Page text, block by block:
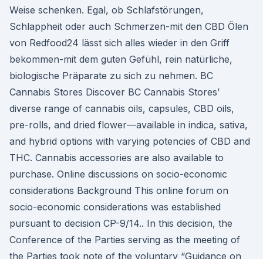
Weise schenken. Egal, ob Schlafstörungen,
Schlappheit oder auch Schmerzen-mit den CBD Ölen
von Redfood24 lässt sich alles wieder in den Griff
bekommen-mit dem guten Gefühl, rein natürliche,
biologische Präparate zu sich zu nehmen. BC
Cannabis Stores Discover BC Cannabis Stores’
diverse range of cannabis oils, capsules, CBD oils,
pre-rolls, and dried flower—available in indica, sativa,
and hybrid options with varying potencies of CBD and
THC. Cannabis accessories are also available to
purchase. Online discussions on socio-economic
considerations Background This online forum on
socio-economic considerations was established
pursuant to decision CP-9/14.. In this decision, the
Conference of the Parties serving as the meeting of
the Parties took note of the voluntary “Guidance on